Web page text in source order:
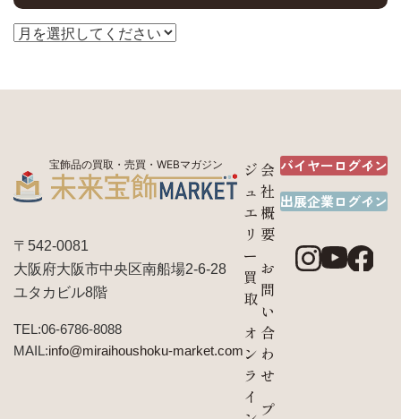
宝飾品の買取・売買・WEBマガジン
〒542-0081
大阪府大阪市中央区南船場2-6-28
ユタカビル8階
TEL:06-6786-8088
MAIL:info@miraihoushoku-market.com
ジ
ュ
エ
リ
ー
買
取
オ
ン
ラ
イ
会
社
概
要
お
問
い
合
わ
せ
プ
バイヤーログイン
出展企業ログイン